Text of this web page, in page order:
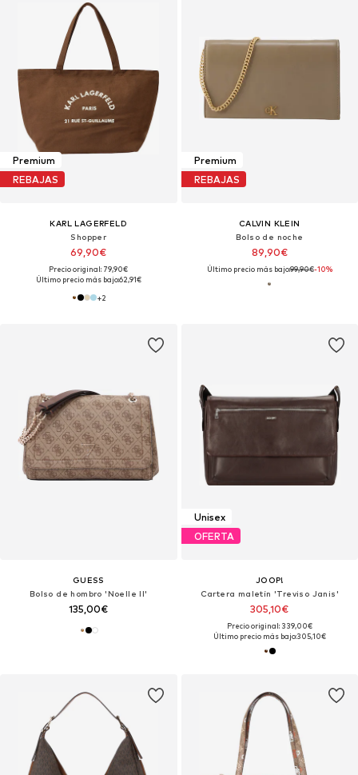
Premium
REBAJAS
KARL LAGERFELD
Shopper
69,90€
Precio original: 79,90€
Último precio más bajo:62,91€
+2
Premium
REBAJAS
CALVIN KLEIN
Bolso de noche
89,90€
Último precio más bajo:99,90€-10%
GUESS
Bolso de hombro 'Noelle II'
135,00€
Unisex
OFERTA
JOOP!
Cartera maletín 'Treviso Janis'
305,10€
Precio original: 339,00€
Último precio más bajo:305,10€